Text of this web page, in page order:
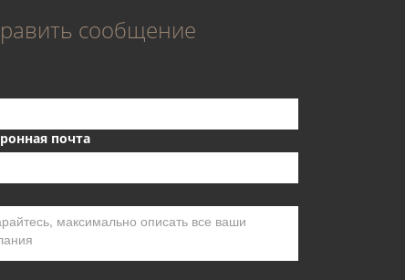
сообщение
почта